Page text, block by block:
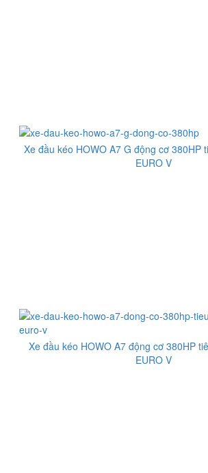
Xe đầu kéo HOWO A7 G động cơ 380HP
EURO V
Xe đầu kéo HOWO A7 động cơ 380HP
EURO V